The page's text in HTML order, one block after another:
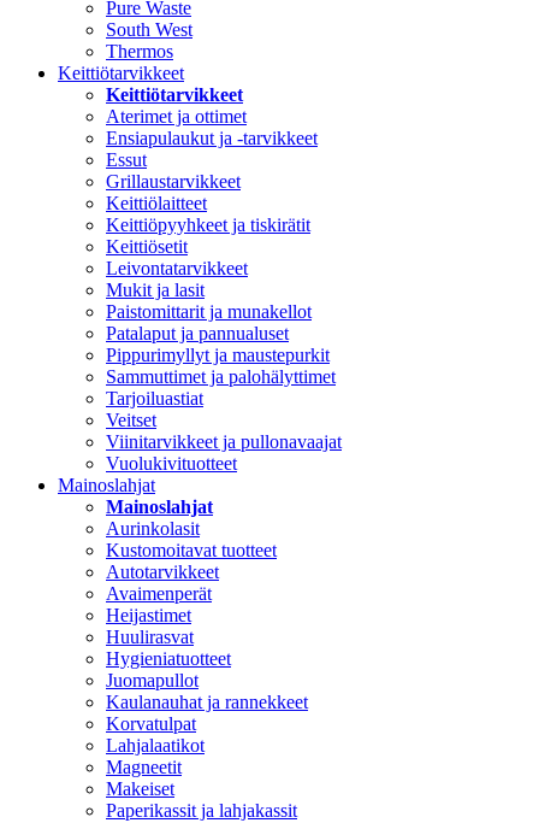
Pure Waste
South West
Thermos
Keittiötarvikkeet
Keittiötarvikkeet
Aterimet ja ottimet
Ensiapulaukut ja -tarvikkeet
Essut
Grillaustarvikkeet
Keittiölaitteet
Keittiöpyyhkeet ja tiskirätit
Keittiösetit
Leivontatarvikkeet
Mukit ja lasit
Paistomittarit ja munakellot
Patalaput ja pannualuset
Pippurimyllyt ja maustepurkit
Sammuttimet ja palohälyttimet
Tarjoiluastiat
Veitset
Viinitarvikkeet ja pullonavaajat
Vuolukivituotteet
Mainoslahjat
Mainoslahjat
Aurinkolasit
Kustomoitavat tuotteet
Autotarvikkeet
Avaimenperät
Heijastimet
Huulirasvat
Hygieniatuotteet
Juomapullot
Kaulanauhat ja rannekkeet
Korvatulpat
Lahjalaatikot
Magneetit
Makeiset
Paperikassit ja lahjakassit